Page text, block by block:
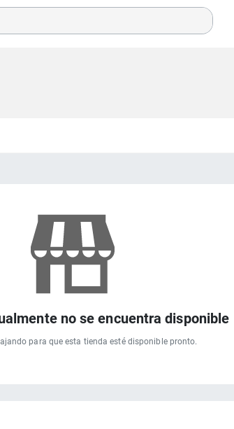
no se encuentra disponible
para que esta tienda esté disponible pronto.